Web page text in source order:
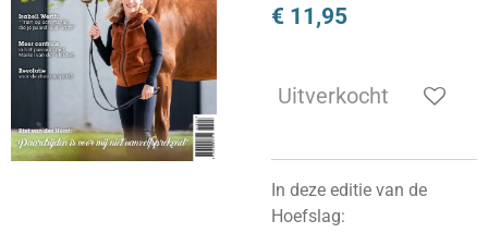
€ 11,95
Uitverkocht
In deze editie van de
Hoefslag: